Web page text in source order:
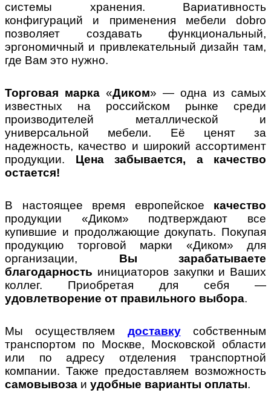
системы хранения. Вариативность
конфигураций и применения мебели dobro
позволяет создавать функциональный,
эргономичный и привлекательный дизайн там,
где Вам это нужно.
Торговая марка «Диком» — одна из самых
известных на российском рынке среди
производителей металлической и
универсальной мебели. Её ценят за
надежность, качество и широкий ассортимент
продукции. Цена забывается, а качество
остается!
В настоящее время европейское качество
продукции «Диком» подтверждают все
купившие и продолжающие докупать. Покупая
продукцию торговой марки «Диком» для
организации, Вы зарабатываете
благодарность инициаторов закупки и Ваших
коллег. Приобретая для себя —
удовлетворение от правильного выбора.
Мы осуществляем доставкусобственным
транспортом по Москве, Московской области
или по адресу отделения транспортной
компании. Также предоставляем возможность
самовывоза и удобные варианты оплаты.